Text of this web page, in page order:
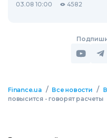
03.08 10:00 4582
Finance.ua / Все новости /
повысится - говорят расчеты